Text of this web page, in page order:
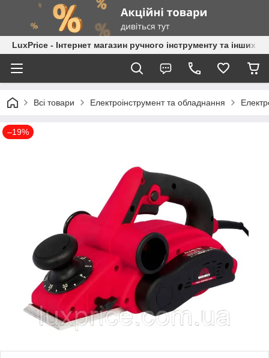
LuxPrice - Інтернет магазин ручного інструменту та інших
Всі товари Електроінструмент та обладнання
–19%